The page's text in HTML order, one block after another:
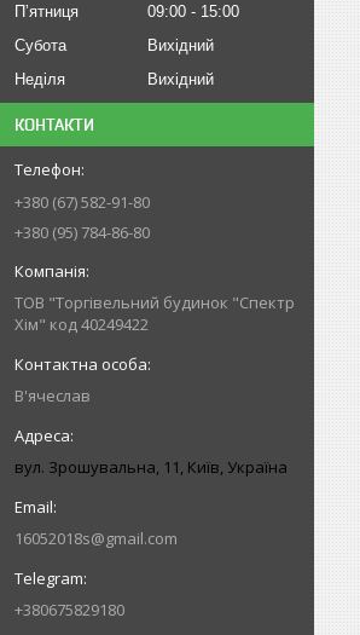
Пʼятниця
09:00
15:00
Субота
Вихідний
Неділя
Вихідний
КОНТАКТИ
+380 (67) 582-91-80
+380 (95) 784-86-80
ТОВ "Торгівельний будинок "Спектр
Хім" код 40249422
В'ячеслав
вул. Зрошувальна, 11, Київ, Україна
16052018s@gmail.com
+380675829180